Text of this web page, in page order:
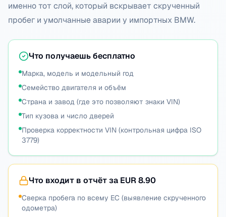
именно тот слой, который вскрывает скрученный
пробег и умолчанные аварии у импортных BMW.
Что получаешь бесплатно
Марка, модель и модельный год
Семейство двигателя и объём
Страна и завод (где это позволяют знаки VIN)
Тип кузова и число дверей
Проверка корректности VIN (контрольная цифра ISO
3779)
Что входит в отчёт за EUR 8.90
Сверка пробега по всему ЕС (выявление скрученного
одометра)